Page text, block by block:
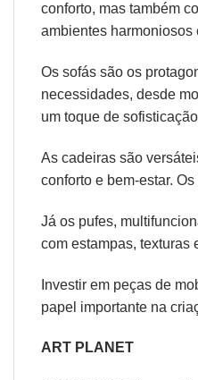
conforto, mas também
ambientes harmoniosos
Os sofás são os
necessidades, desde
um toque de
As cadeiras são
conforto e bem-estar.
Já os pufes,
com estampas, texturas
Investir em peças de
papel importante na
ART PLANET